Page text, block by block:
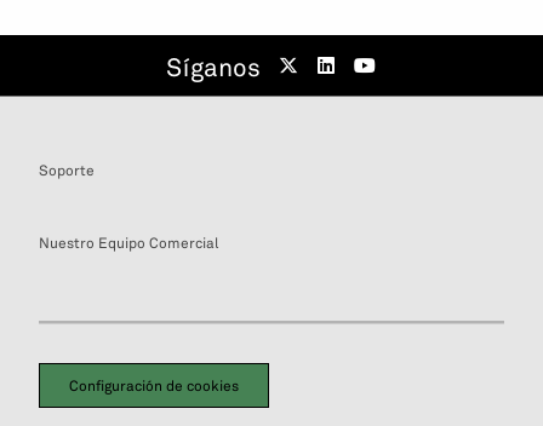
Síganos
Soporte
Nuestro Equipo Comercial
Configuración de cookies